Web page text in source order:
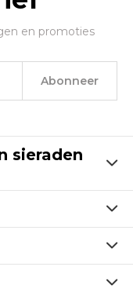
en promoties
Abonneer
sieraden